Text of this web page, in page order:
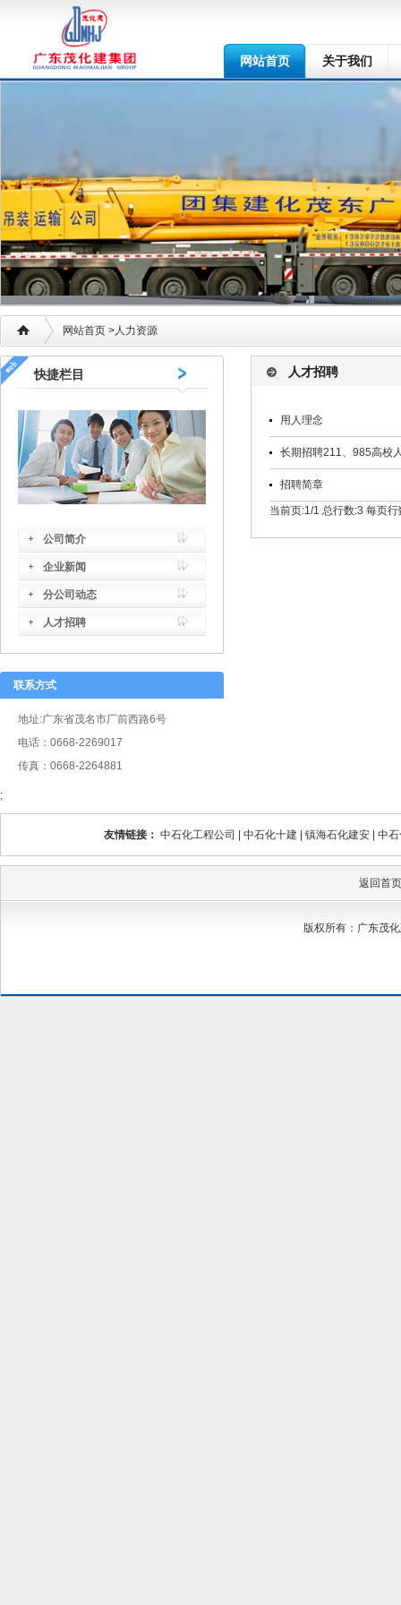
网站首页 关于我们
网站首页 >人力资源
快捷栏目
公司简介
企业新闻
分公司动态
人才招聘
联系方式
地址:广东省茂名市厂前西路6号
电话：0668-2269017
传真：0668-2264881
;
人才招聘
用人理念
长期招聘211、985高校
招聘简章
当前页:1/1 总行数:3 每页行
友情链接： 中石化工程公司 中石化十建 镇海石化建安 中
返回首页
版权所有：广东茂